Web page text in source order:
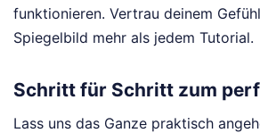
funktionieren. Vertrau deinem
Spiegelbild mehr als jedem Tutorial.
Schritt für Schritt zum
Lass uns das Ganze praktisch